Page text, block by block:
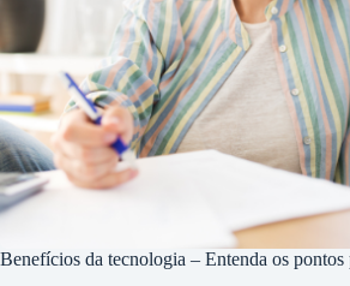
Benefícios da tecnologia – Entenda os pontos